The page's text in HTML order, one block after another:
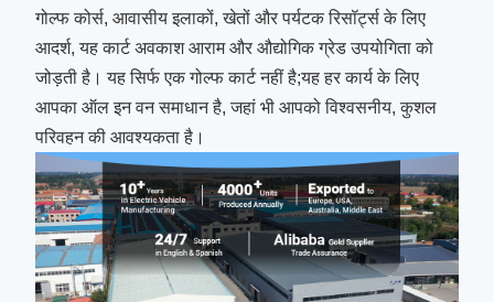
गोल्फ कोर्स, आवासीय इलाकों, खेतों और पर्यटक रिसॉर्ट्स के लिए
आदर्श, यह कार्ट अवकाश आराम और औद्योगिक ग्रेड उपयोगिता को
जोड़ती है। यह सिर्फ एक गोल्फ कार्ट नहीं है;यह हर कार्य के लिए
आपका ऑल इन वन समाधान है, जहां भी आपको विश्वसनीय, कुशल
परिवहन की आवश्यकता है।